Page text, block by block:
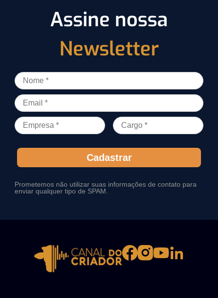
Assine nossa
Newsletter
Cadastrar
Prometemos não utilizar suas informações de contato para
enviar qualquer tipo de SPAM.